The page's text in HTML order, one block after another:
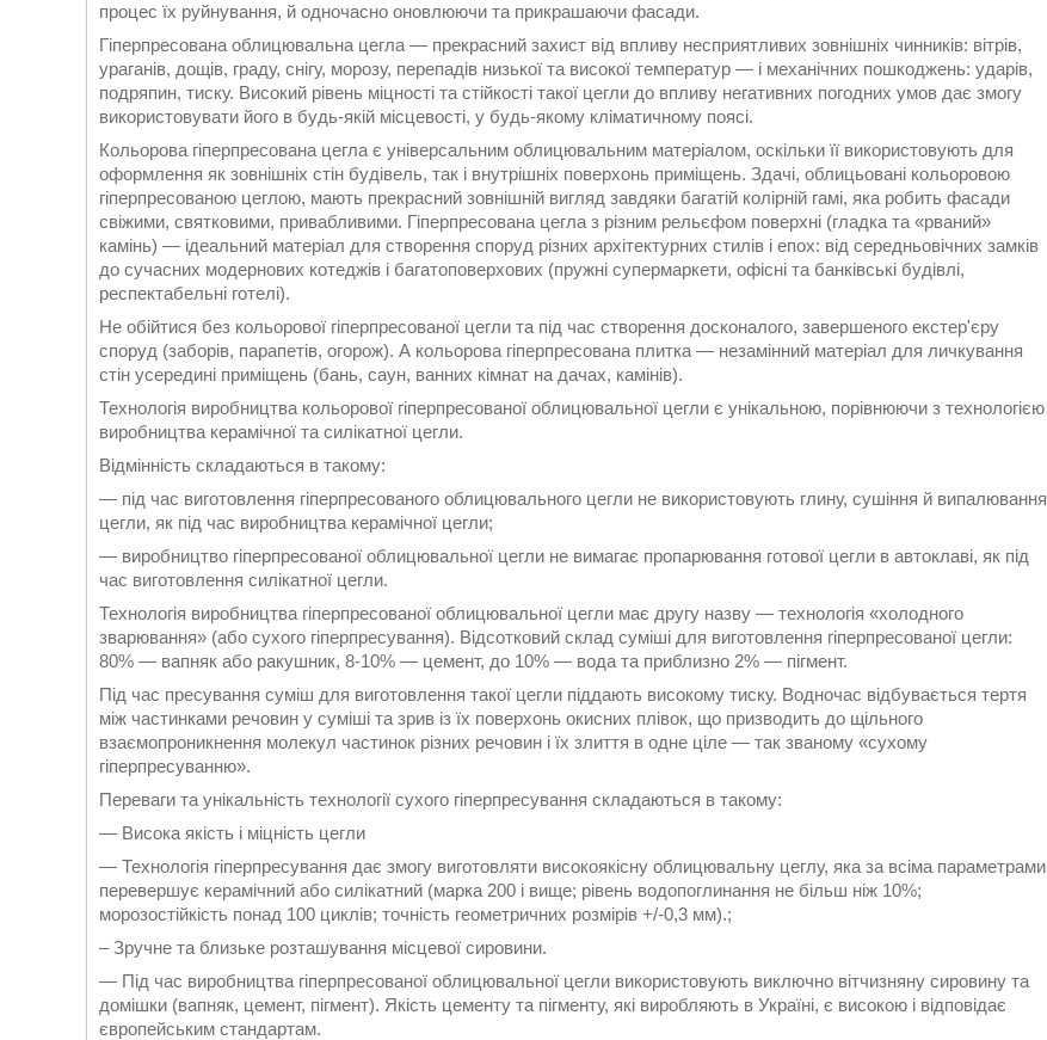
процес їх руйнування, й одночасно оновлюючи та прикрашаючи фасади.
Гіперпресована облицювальна цегла — прекрасний захист від впливу несприятливих зовнішніх чинників: вітрів,
ураганів, дощів, граду, снігу, морозу, перепадів низької та високої температур — і механічних пошкоджень: ударів,
подряпин, тиску. Високий рівень міцності та стійкості такої цегли до впливу негативних погодних умов дає змогу
використовувати його в будь-якій місцевості, у будь-якому кліматичному поясі.
Кольорова гіперпресована цегла є універсальним облицювальним матеріалом, оскільки її використовують для
оформлення як зовнішніх стін будівель, так і внутрішніх поверхонь приміщень. Здачі, облицьовані кольоровою
гіперпресованою цеглою, мають прекрасний зовнішній вигляд завдяки багатій колірній гамі, яка робить фасади
свіжими, святковими, привабливими. Гіперпресована цегла з різним рельєфом поверхні (гладка та «рваний»
камінь) — ідеальний матеріал для створення споруд різних архітектурних стилів і епох: від середньовічних замків
до сучасних модернових котеджів і багатоповерхових (пружні супермаркети, офісні та банківські будівлі,
респектабельні готелі).
Не обійтися без кольорової гіперпресованої цегли та під час створення досконалого, завершеного екстер'єру
споруд (заборів, парапетів, огорож). А кольорова гіперпресована плитка — незамінний матеріал для личкування
стін усередині приміщень (бань, саун, ванних кімнат на дачах, камінів).
Технологія виробництва кольорової гіперпресованої облицювальної цегли є унікальною, порівнюючи з технологією
виробництва керамічної та силікатної цегли.
Відмінність складаються в такому:
— під час виготовлення гіперпресованого облицювального цегли не використовують глину, сушіння й випалювання
цегли, як під час виробництва керамічної цегли;
— виробництво гіперпресованої облицювальної цегли не вимагає пропарювання готової цегли в автоклаві, як під
час виготовлення силікатної цегли.
Технологія виробництва гіперпресованої облицювальної цегли має другу назву — технологія «холодного
зварювання» (або сухого гіперпресування). Відсотковий склад суміші для виготовлення гіперпресованої цегли:
80% — вапняк або ракушник, 8-10% — цемент, до 10% — вода та приблизно 2% — пігмент.
Під час пресування суміш для виготовлення такої цегли піддають високому тиску. Водночас відбувається тертя
між частинками речовин у суміші та зрив із їх поверхонь окисних плівок, що призводить до щільного
взаємопроникнення молекул частинок різних речовин і їх злиття в одне ціле — так званому «сухому
гіперпресуванню».
Переваги та унікальність технології сухого гіперпресування складаються в такому:
— Висока якість і міцність цегли
— Технологія гіперпресування дає змогу виготовляти високоякісну облицювальну цеглу, яка за всіма параметрами
перевершує керамічний або силікатний (марка 200 і вище; рівень водопоглинання не більш ніж 10%;
морозостійкість понад 100 циклів; точність геометричних розмірів +/-0,3 мм).;
– Зручне та близьке розташування місцевої сировини.
— Під час виробництва гіперпресованої облицювальної цегли використовують виключно вітчизняну сировину та
домішки (вапняк, цемент, пігмент). Якість цементу та пігменту, які виробляють в Україні, є високою і відповідає
європейським стандартам.